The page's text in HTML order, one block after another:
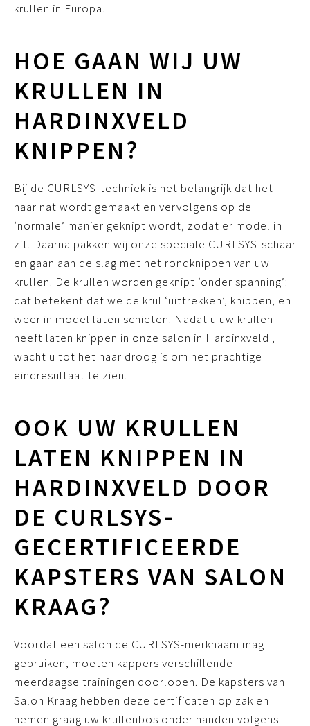
krullen in Europa.
HOE GAAN WIJ UW
KRULLEN IN
HARDINXVELD
KNIPPEN?
Bij de CURLSYS-techniek is het belangrijk dat het
haar nat wordt gemaakt en vervolgens op de
‘normale’ manier geknipt wordt, zodat er model in
zit. Daarna pakken wij onze speciale CURLSYS-schaar
en gaan aan de slag met het rondknippen van uw
krullen. De krullen worden geknipt ‘onder spanning’:
dat betekent dat we de krul ‘uittrekken’, knippen, en
weer in model laten schieten. Nadat u uw krullen
heeft laten knippen in onze salon in Hardinxveld ,
wacht u tot het haar droog is om het prachtige
eindresultaat te zien.
OOK UW KRULLEN
LATEN KNIPPEN IN
HARDINXVELD DOOR
DE CURLSYS-
GECERTIFICEERDE
KAPSTERS VAN SALON
KRAAG?
Voordat een salon de CURLSYS-merknaam mag
gebruiken, moeten kappers verschillende
meerdaagse trainingen doorlopen. De kapsters van
Salon Kraag hebben deze certificaten op zak en
nemen graag uw krullenbos onder handen volgens